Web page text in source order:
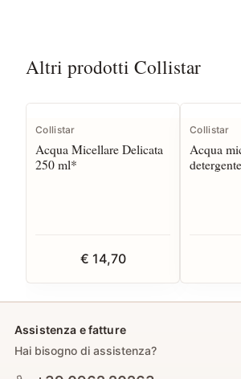
Altri prodotti Collistar
Collistar
Acqua Micellare Delicata
250 ml*
€ 14,70
Collistar
Acqua
Assistenza e fatture
Hai bisogno di assistenza?